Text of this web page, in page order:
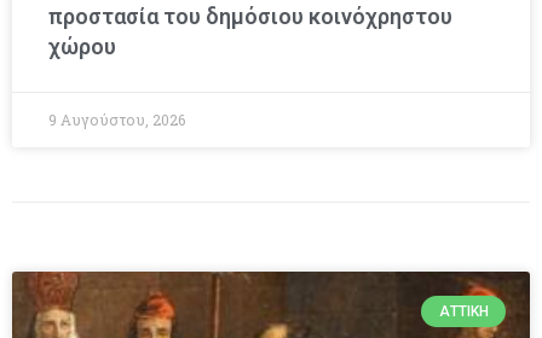
προστασία του δημόσιου κοινόχρηστου
χώρου
9 Αυγούστου, 2026
ΑΤΤΙΚΉ